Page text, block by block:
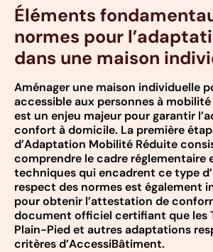
Éléments
normes pour
dans une maison
Aménager une maison individuelle
accessible aux personnes à
est un enjeu majeur pour garantir
confort à domicile. La première
d’Adaptation Mobilité Réduite
comprendre le cadre réglementaire
techniques qui encadrent ce type
respect des normes est également
pour obtenir l’attestation de
document officiel certifiant que les
Plain-Pied et autres adaptations
critères d’AccessiBâtiment.